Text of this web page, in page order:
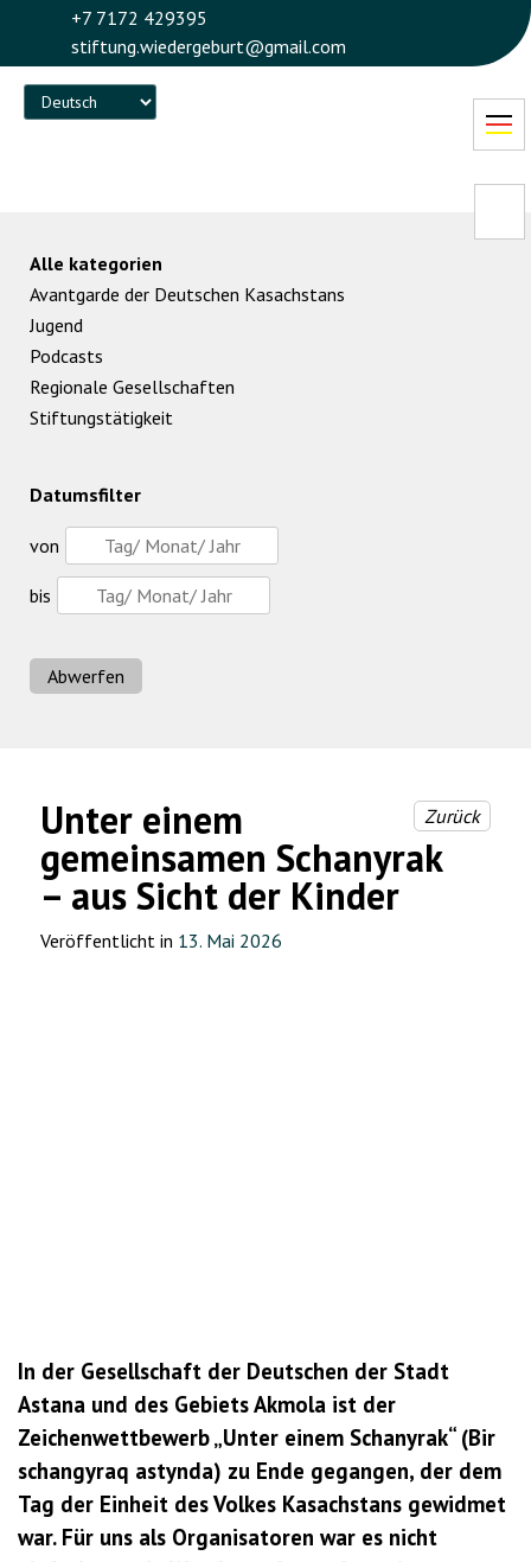
+7 7172 429395
stiftung.wiedergeburt@gmail.com
Language
Unter einem
gemeinsamen Schanyrak
– aus Sicht der Kinder
Zurück
Veröffentlicht in 13. Mai 2026
In der Gesellschaft der Deutschen der Stadt
Astana und des Gebiets Akmola ist der
Zeichenwettbewerb „Unter einem Schanyrak“ (Bir
schangyraq astynda) zu Ende gegangen, der dem
Tag der Einheit des Volkes Kasachstans gewidmet
war. Für uns als Organisatoren war es nicht
Alle kategorien
Avantgarde der Deutschen Kasachstans
Jugend
Podcasts
Regionale Gesellschaften
Stiftungstätigkeit
Datumsfilter
von
bis
Abwerfen